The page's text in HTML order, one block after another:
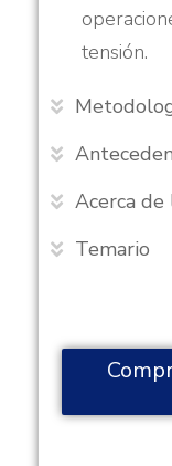
tensión.
Acerca
Temario